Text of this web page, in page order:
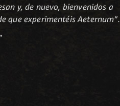
y, de nuevo, bienvenidos a
que experimentéis Aeternum”.